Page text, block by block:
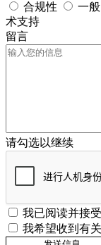
合规性
一
术支持
留言
请勾选以继续
我已阅读并接受
我希望收到有